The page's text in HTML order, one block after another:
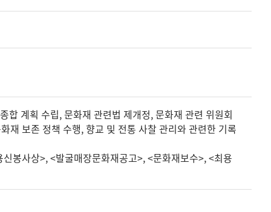
합 계획 수립, 문화재 관련법 제개정, 문화재 관련 위원회
재 보존 정책 수행, 향교 및 전통 사찰 관리와 관련한 기록
봉사상>, <발굴매장문화재공고>, <문화재보수>, <최용